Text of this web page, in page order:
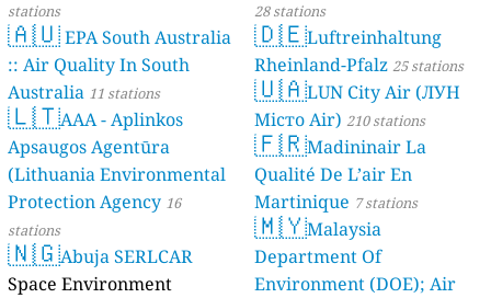
stations
🇦🇺EPA South Australia
:: Air Quality In South
Australia 11 stations
🇱🇹AAA - Aplinkos
Apsaugos Agentūra
(Lithuania Environmental
Protection Agency 16
stations
🇳🇬Abuja SERLCAR
Space Environment
28 stations
🇩🇪Luftreinhaltung
Rheinland-Pfalz 25 stations
🇺🇦LUN City Air (ЛУН
Місто Air) 210 stations
🇫🇷Madininair La
Qualité De L’air En
Martinique 7 stations
🇲🇾Malaysia
Department Of
Environment (DOE); Air